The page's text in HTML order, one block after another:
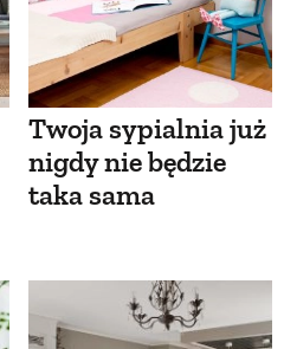
Twoja sypialnia już
nigdy nie będzie
taka sama